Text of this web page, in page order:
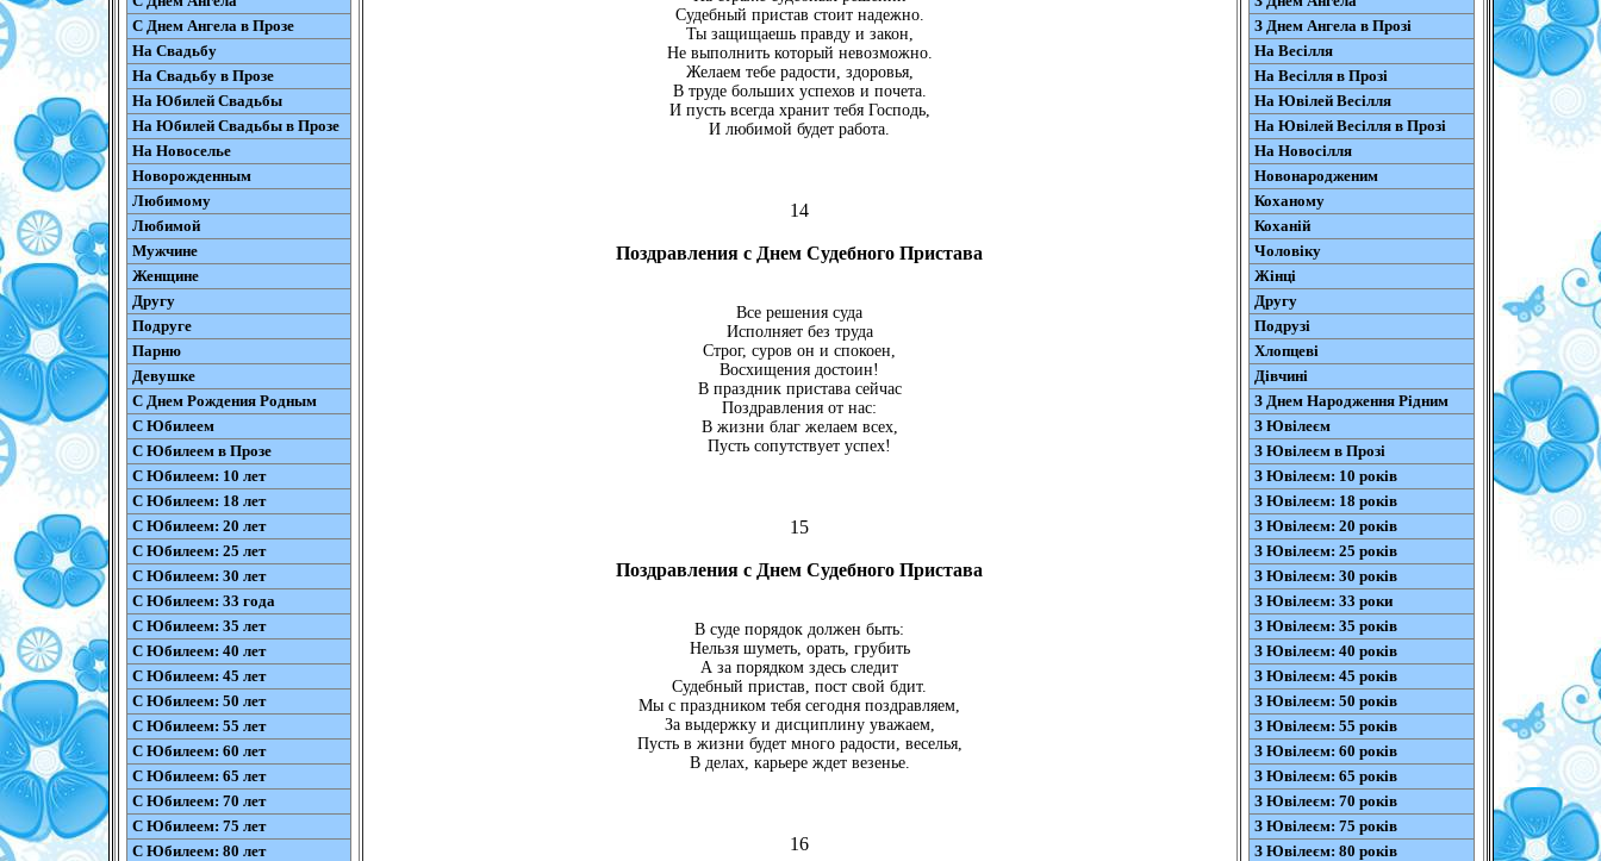
С Днем Ангела в Прозе
На Свадьбу
На Свадьбу в Прозе
На Юбилей Свадьбы
На Юбилей Свадьбы в Прозе
На Новоселье
Новорожденным
Любимому
Любимой
Мужчине
Женщине
Другу
Подруге
Парню
Девушке
С Днем Рождения Родным
С Юбилеем
С Юбилеем в Прозе
С Юбилеем: 10 лет
С Юбилеем: 18 лет
С Юбилеем: 20 лет
С Юбилеем: 25 лет
С Юбилеем: 30 лет
С Юбилеем: 33 года
С Юбилеем: 35 лет
С Юбилеем: 40 лет
С Юбилеем: 45 лет
С Юбилеем: 50 лет
С Юбилеем: 55 лет
С Юбилеем: 60 лет
С Юбилеем: 65 лет
С Юбилеем: 70 лет
С Юбилеем: 75 лет
С Юбилеем: 80 лет
Судебный пристав стоит надежно.
Ты защищаешь правду и закон,
Не выполнить который невозможно.
Желаем тебе радости, здоровья,
В труде больших успехов и почета.
И пусть всегда хранит тебя Господь,
И любимой будет работа.
14
Поздравления с Днем Судебного Пристава
Все решения суда
Исполняет без труда
Строг, суров он и спокоен,
Восхищения достоин!
В праздник пристава сейчас
Поздравления от нас:
В жизни благ желаем всех,
Пусть сопутствует успех!
15
Поздравления с Днем Судебного Пристава
В суде порядок должен быть:
Нельзя шуметь, орать, грубить
А за порядком здесь следит
Судебный пристав, пост свой бдит.
Мы с праздником тебя сегодня поздравляем,
За выдержку и дисциплину уважаем,
Пусть в жизни будет много радости, веселья,
В делах, карьере ждет везенье.
16
З Днем Ангела в Прозі
На Весілля
На Весілля в Прозі
На Ювілей Весілля
На Ювілей Весілля в Прозі
На Новосілля
Новонародженим
Коханому
Коханій
Чоловіку
Жінці
Другу
Подрузі
Хлопцеві
Дівчині
З Днем Народження Рідним
З Ювілеєм
З Ювілеєм в Прозі
З Ювілеєм: 10 років
З Ювілеєм: 18 років
З Ювілеєм: 20 років
З Ювілеєм: 25 років
З Ювілеєм: 30 років
З Ювілеєм: 33 роки
З Ювілеєм: 35 років
З Ювілеєм: 40 років
З Ювілеєм: 45 років
З Ювілеєм: 50 років
З Ювілеєм: 55 років
З Ювілеєм: 60 років
З Ювілеєм: 65 років
З Ювілеєм: 70 років
З Ювілеєм: 75 років
З Ювілеєм: 80 років